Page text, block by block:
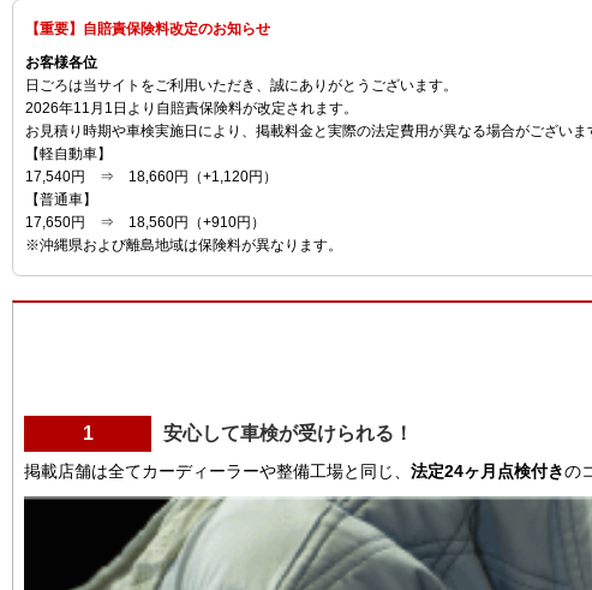
【重要】自賠責保険料改定のお知らせ
お客様各位
日ごろは当サイトをご利用いただき、誠にありがとうございます。
2026年11月1日より自賠責保険料が改定されます。
お見積り時期や車検実施日により、掲載料金と実際の法定費用が異なる場合がございま
【軽自動車】
17,540円 ⇒ 18,660円（+1,120円）
【普通車】
17,650円 ⇒ 18,560円（+910円）
※沖縄県および離島地域は保険料が異なります。
1 安心して車検が受けられる！
掲載店舗は全てカーディーラーや整備工場と同じ、 法定24ヶ月点検付きの